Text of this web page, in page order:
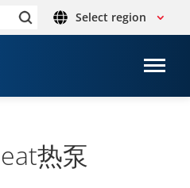
Select region
热泵